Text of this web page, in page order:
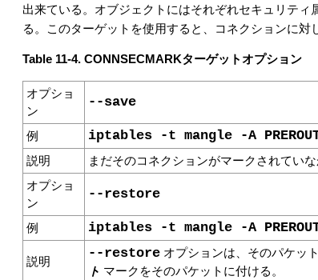
出来ている。オブジェクトにはそれぞれセキュリティ
る。このターゲットを使用すると、コネクションに対
Table 11-4. CONNSECMARKターゲットオプション
オプショ
ン
--save
例 iptables -t mangle -A
説明 まだそのコネクションがマークされてい
オプショ
ン
--restore
例 iptables -t mangle -A
説明
--restore オプションは、そのパケッ
ト マークをそのパケットに付ける。